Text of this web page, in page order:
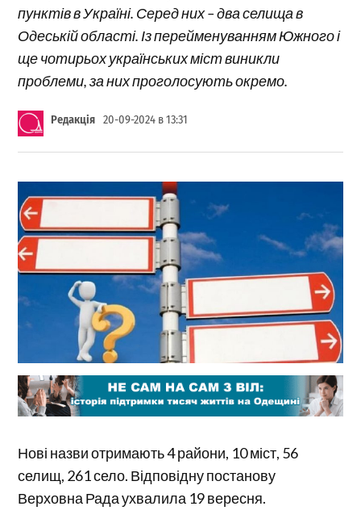
пунктів в Україні. Серед них – два селища в
Одеській області. Із перейменуванням Южного і
ще чотирьох українських міст виникли
проблеми, за них проголосують окремо.
Редакція 20-09-2024 в 13:31
Нові назви отримають 4 райони, 10 міст, 56
селищ, 261 село. Відповідну постанову
Верховна Рада ухвалила 19 вересня.